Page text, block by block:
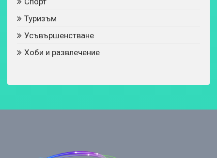
Туризъм
Усъвършенстване
Хоби и развлечение